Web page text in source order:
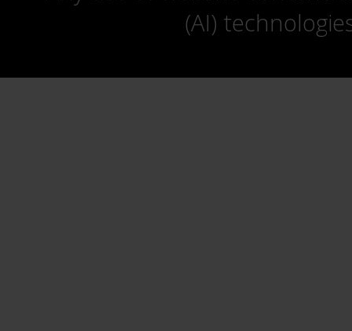
(AI)